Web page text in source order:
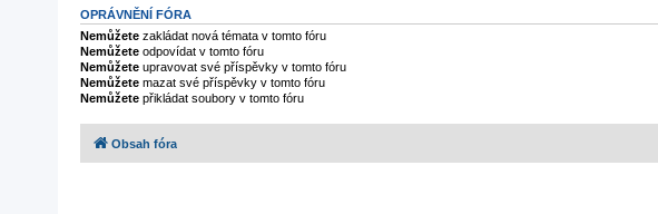
OPRÁVNĚNÍ FÓRA
Nemůžete zakládat nová témata v tomto fóru
Nemůžete odpovídat v tomto fóru
Nemůžete upravovat své příspěvky v tomto fóru
Nemůžete mazat své příspěvky v tomto fóru
Nemůžete přikládat soubory v tomto fóru
Obsah fóra